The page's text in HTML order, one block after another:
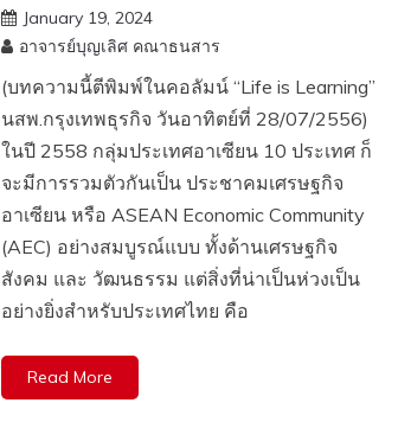
January 19, 2024
อาจารย์บุญเลิศ คณาธนสาร
(บทความนี้ตีพิมพ์ในคอลัมน์ “Life is Learning”
นสพ.กรุงเทพธุรกิจ วันอาทิตย์ที่ ​28/07/2556)
ในปี 2558 กลุ่มประเทศอาเซียน 10 ประเทศ ก็
จะมีการรวมตัวกันเป็น ประชาคมเศรษฐกิจ
อาเซียน หรือ ASEAN Economic Community
(AEC) อย่างสมบูรณ์แบบ ทั้งด้านเศรษฐกิจ
สังคม และ วัฒนธรรม แต่สิ่งที่น่าเป็นห่วงเป็น
อย่างยิ่งสำหรับประเทศไทย คือ
Read More